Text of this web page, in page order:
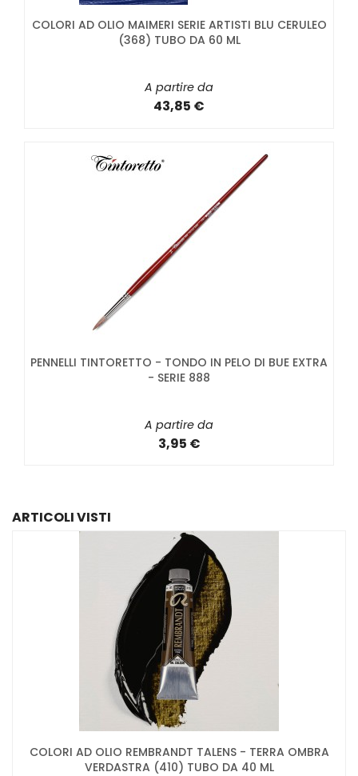
COLORI AD OLIO MAIMERI SERIE ARTISTI BLU CERULEO
(368) TUBO DA 60 ML
A partire da
43,85 €
PENNELLI TINTORETTO - TONDO IN PELO DI BUE EXTRA
- SERIE 888
A partire da
3,95 €
ARTICOLI VISTI
COLORI AD OLIO REMBRANDT TALENS - TERRA OMBRA
VERDASTRA (410) TUBO DA 40 ML